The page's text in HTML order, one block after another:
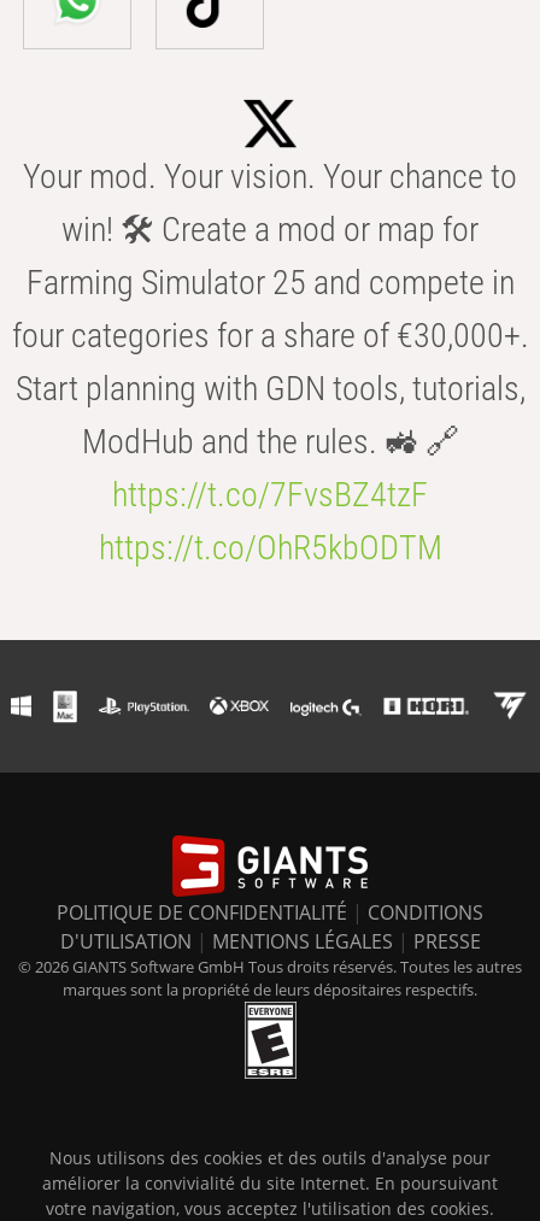
Your mod. Your vision. Your chance to
win! 🛠️ Create a mod or map for
Farming Simulator 25 and compete in
four categories for a share of €30,000+.
Start planning with GDN tools, tutorials,
ModHub and the rules. 🚜 🔗
https://t.co/7FvsBZ4tzF
https://t.co/OhR5kbODTM
POLITIQUE DE CONFIDENTIALITÉ | CONDITIONS
D'UTILISATION | MENTIONS LÉGALES | PRESSE
© 2026 GIANTS Software GmbH Tous droits réservés. Toutes les autres
marques sont la propriété de leurs dépositaires respectifs.
Nous utilisons des cookies et des outils d'analyse pour
améliorer la convivialité du site Internet. En poursuivant
votre navigation, vous acceptez l'utilisation des cookies.